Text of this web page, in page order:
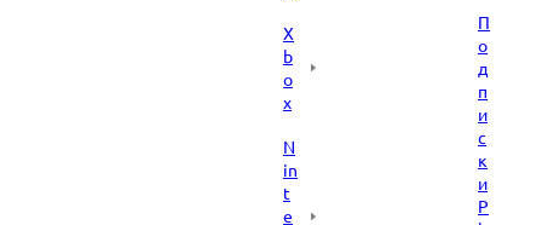
X
b
o
x
N
in
t
e
П
о
д
п
и
с
к
и
P